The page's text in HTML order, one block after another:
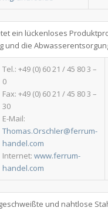
ein lückenloses
und die
Tel.: +49 (0) 60 21 / 45 80 3 –
0
Fax: +49 (0) 60 21 / 45 80 3 –
30
E-Mail:
Thomas.Orschler@ferrum-
handel.com
Internet: www.ferrum-
handel.com
und nahtlose